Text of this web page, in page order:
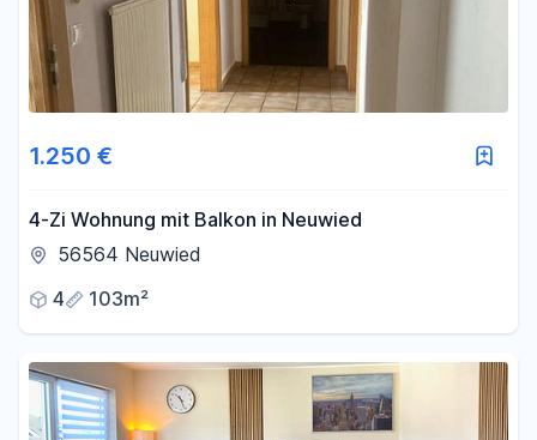
1.250 €
4-Zi Wohnung mit Balkon in Neuwied
56564 Neuwied
4
103m²